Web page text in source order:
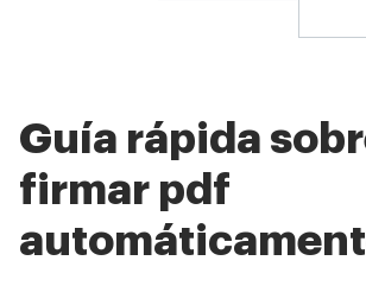
Guía rápida
firmar pdf